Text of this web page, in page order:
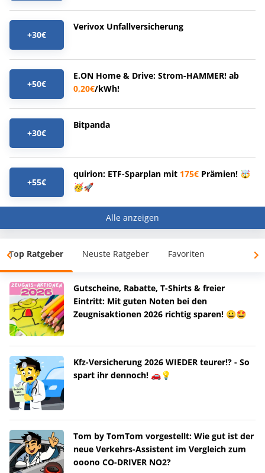
+30€
Verivox Unfallversicherung
+50€
E.ON Home & Drive: Strom-HAMMER! ab
0,20€/kWh!
+30€
Bitpanda
+55€
quirion: ETF-Sparplan mit 175€ Prämien! 🤯
🥳🚀
Alle anzeigen
Top Ratgeber Neuste Ratgeber Favoriten
Gutscheine, Rabatte, T-Shirts & freier
Eintritt: Mit guten Noten bei den
Zeugnisaktionen 2026 richtig sparen! 😀🤩
Kfz-Versicherung 2026 WIEDER teurer!? - So
spart ihr dennoch! 🚗💡
Tom by TomTom vorgestellt: Wie gut ist der
neue Verkehrs-Assistent im Vergleich zum
ooono CO-DRIVER NO2?